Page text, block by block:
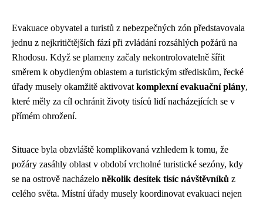
Evakuace obyvatel a turistů z nebezpečných zón představovala
jednu z nejkritičtějších fází při zvládání rozsáhlých požárů na
Rhodosu. Když se plameny začaly nekontrolovatelně šířit
směrem k obydleným oblastem a turistickým střediskům, řecké
úřady musely okamžitě aktivovat komplexní evakuační plány,
které měly za cíl ochránit životy tisíců lidí nacházejících se v
přímém ohrožení.
Situace byla obzvláště komplikovaná vzhledem k tomu, že
požáry zasáhly oblast v období vrcholné turistické sezóny, kdy
se na ostrově nacházelo několik desítek tisíc návštěvníků z
celého světa. Místní úřady musely koordinovat evakuaci nejen